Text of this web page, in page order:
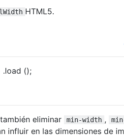
HTML5.
.load ();
eliminar min-width ,
influir en las dimensiones de